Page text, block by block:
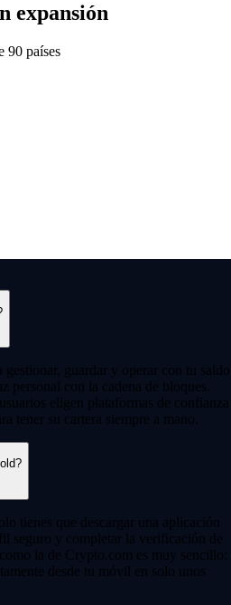
expansión
90 países
guardar y operar con tu saldo
personal con la cadena de bloques.
eligen plataformas de confianza
tener su cartera siempre a mano.
tienes que descargar una aplicación
seguro y completar la verificación de
la de Crypto.com es muy sencillo:
desde tu móvil en solo unos